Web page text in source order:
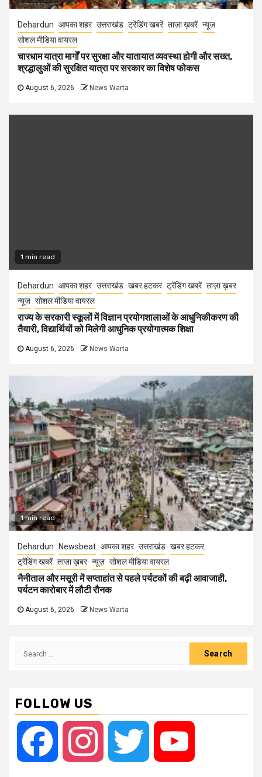
Dehardun आपका शहर उत्तराखंड ट्रेंडिंग खबरें ताज़ा ख़बरें न्यूज़
सोशल मीडिया वायरल
चारधाम यात्रा मार्गों पर सुरक्षा और यातायात व्यवस्था होगी और सख्त,
श्रद्धालुओं की सुरक्षित यात्रा पर सरकार का विशेष फोकस
August 6, 2026 News Warta
1 min read
Dehardun आपका शहर उत्तराखंड खबर हटकर ट्रेंडिंग खबरें ताज़ा ख़बर
न्यूज़ सोशल मीडिया वायरल
राज्य के सरकारी स्कूलों में विज्ञान प्रयोगशालाओं के आधुनिकीकरण की
तैयारी, विद्यार्थियों को मिलेगी आधुनिक प्रयोगात्मक शिक्षा
August 6, 2026 News Warta
1 min read
Dehardun Newsbeat आपका शहर उत्तराखंड खबर हटकर
ट्रेंडिंग खबरें ताज़ा ख़बर न्यूज़ सोशल मीडिया वायरल
नैनीताल और मसूरी में सप्ताहांत से पहले पर्यटकों की बढ़ी आवाजाही,
पर्यटन कारोबार में लौटी रौनक
August 6, 2026 News Warta
Search
FOLLOW US
Facebook Instagram Twitter